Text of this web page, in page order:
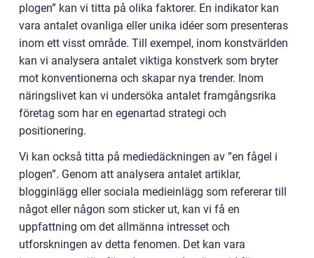
plogen” kan vi titta på olika faktorer. En indikator kan
vara antalet ovanliga eller unika idéer som presenteras
inom ett visst område. Till exempel, inom konstvärlden
kan vi analysera antalet viktiga konstverk som bryter
mot konventionerna och skapar nya trender. Inom
näringslivet kan vi undersöka antalet framgångsrika
företag som har en egenartad strategi och
positionering.
Vi kan också titta på mediedäckningen av ”en fågel i
plogen”. Genom att analysera antalet artiklar,
blogginlägg eller sociala medieinlägg som refererar till
något eller någon som sticker ut, kan vi få en
uppfattning om det allmänna intresset och
utforskningen av detta fenomen. Det kan vara